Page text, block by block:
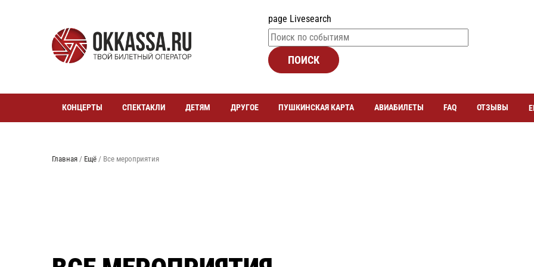
page Livesearch
ПОИСК
КОНЦЕРТЫ СПЕКТАКЛИ ДЕТЯМ ДРУГОЕ ПУШКИНСКАЯ КАРТА АВИАБИЛЕТЫ FAQ ОТЗЫВЫ
Главная / Ещё / Все мероприятия